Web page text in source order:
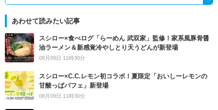
あわせて読みたい記事
スシロー×食べログ「らーめん 武双家」監修！家系風豚骨醤
油ラーメン＆新感覚冷やしとり天うどんが新登場
08月09日 11時30分
スシロー×C.C.レモン初コラボ！夏限定「おいしーレモンの
甘酸っぱパフェ」新登場
08月09日 11時30分